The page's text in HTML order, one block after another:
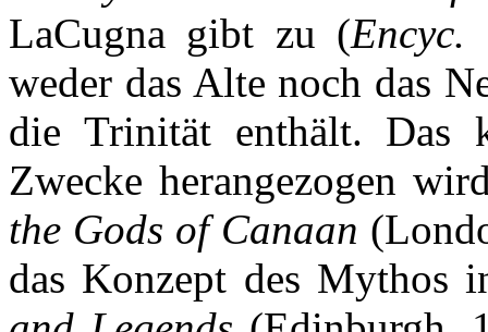
LaCugna gibt zu (
weder das Alte noch das
die Trinität enthält. Das
Zwecke herangezogen
the Gods of Canaan
das Konzept des Mythos